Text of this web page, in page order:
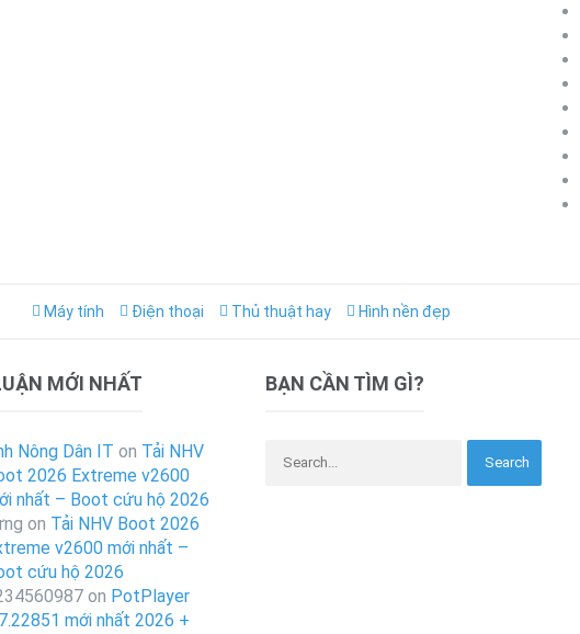
Máy tính Điện thoại Thủ thuật hay Hình nền đẹp
MỚI NHẤT
Nông Dân IT on Tải NHV
2026 Extreme v2600
nhất – Boot cứu hộ 2026
on Tải NHV Boot 2026
v2600 mới nhất –
cứu hộ 2026
on PotPlayer
mới nhất 2026 +
BẠN CẦN TÌM GÌ?